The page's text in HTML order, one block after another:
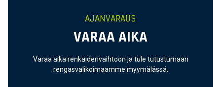
AJANVARAUS
VARAA AIKA
Varaa aika renkaidenvaihtoon ja tule tutustumaan
rengasvalikoimaamme myymälässä.